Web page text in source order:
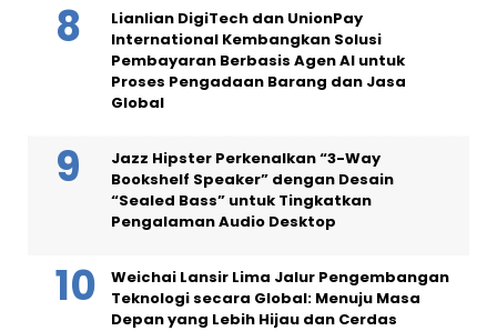
Lianlian DigiTech dan UnionPay
International Kembangkan Solusi
Pembayaran Berbasis Agen AI untuk
Proses Pengadaan Barang dan Jasa
Global
Jazz Hipster Perkenalkan “3-Way
Bookshelf Speaker” dengan Desain
“Sealed Bass” untuk Tingkatkan
Pengalaman Audio Desktop
Weichai Lansir Lima Jalur Pengembangan
Teknologi secara Global: Menuju Masa
Depan yang Lebih Hijau dan Cerdas